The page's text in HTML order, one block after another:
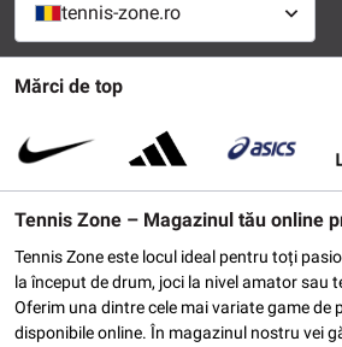
Mărci de top
Tennis Zone – Magazinul tău online
Tennis Zone este locul ideal pentru toți
la început de drum, joci la nivel amator sau
Oferim una dintre cele mai variate game de
disponibile online. În magazinul nostru vei
tennis-zone.ro